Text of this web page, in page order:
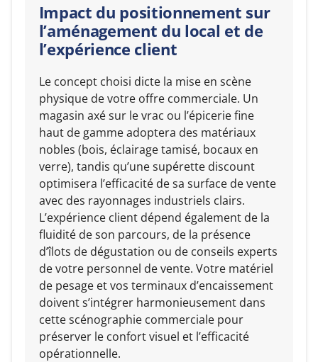
Impact du positionnement sur
l’aménagement du local et de
l’expérience client
Le concept choisi dicte la mise en scène
physique de votre offre commerciale. Un
magasin axé sur le vrac ou l’épicerie fine
haut de gamme adoptera des matériaux
nobles (bois, éclairage tamisé, bocaux en
verre), tandis qu’une supérette discount
optimisera l’efficacité de sa surface de vente
avec des rayonnages industriels clairs.
L’expérience client dépend également de la
fluidité de son parcours, de la présence
d’îlots de dégustation ou de conseils experts
de votre personnel de vente. Votre matériel
de pesage et vos terminaux d’encaissement
doivent s’intégrer harmonieusement dans
cette scénographie commerciale pour
préserver le confort visuel et l’efficacité
opérationnelle.